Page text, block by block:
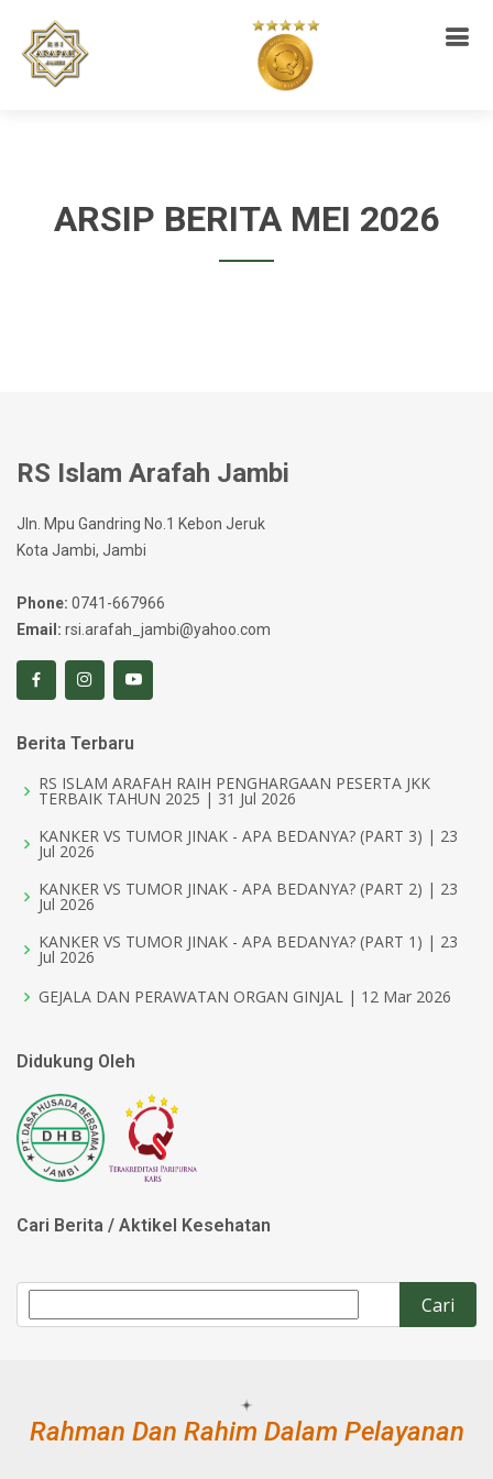
ARSIP BERITA MEI 2026
RS Islam Arafah Jambi
Jln. Mpu Gandring No.1 Kebon Jeruk
Kota Jambi, Jambi
Phone: 0741-667966
Email: rsi.arafah_jambi@yahoo.com
Berita Terbaru
RS ISLAM ARAFAH RAIH PENGHARGAAN PESERTA JKK
TERBAIK TAHUN 2025 | 31 Jul 2026
KANKER VS TUMOR JINAK - APA BEDANYA? (PART 3) | 23
Jul 2026
KANKER VS TUMOR JINAK - APA BEDANYA? (PART 2) | 23
Jul 2026
KANKER VS TUMOR JINAK - APA BEDANYA? (PART 1) | 23
Jul 2026
GEJALA DAN PERAWATAN ORGAN GINJAL | 12 Mar 2026
Didukung Oleh
Cari Berita / Aktikel Kesehatan
Rahman Dan Rahim Dalam Pelayanan